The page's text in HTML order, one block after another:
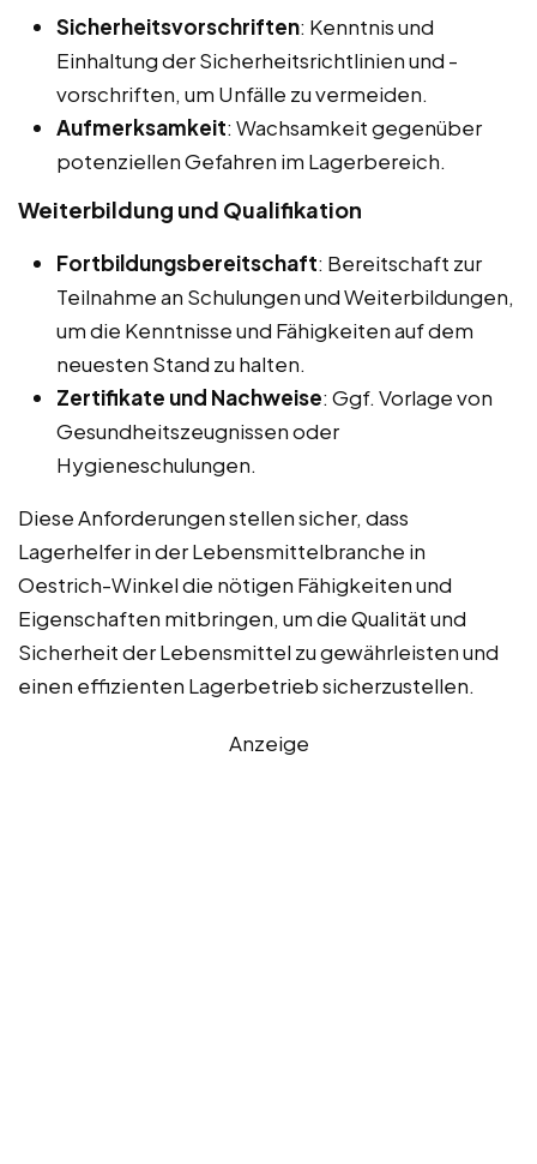
Sicherheitsvorschriften: Kenntnis und
Einhaltung der Sicherheitsrichtlinien und -
vorschriften, um Unfälle zu vermeiden.
Aufmerksamkeit: Wachsamkeit gegenüber
potenziellen Gefahren im Lagerbereich.
Weiterbildung und Qualifikation
Fortbildungsbereitschaft: Bereitschaft zur
Teilnahme an Schulungen und Weiterbildungen,
um die Kenntnisse und Fähigkeiten auf dem
neuesten Stand zu halten.
Zertifikate und Nachweise: Ggf. Vorlage von
Gesundheitszeugnissen oder
Hygieneschulungen.
Diese Anforderungen stellen sicher, dass
Lagerhelfer in der Lebensmittelbranche in
Oestrich-Winkel die nötigen Fähigkeiten und
Eigenschaften mitbringen, um die Qualität und
Sicherheit der Lebensmittel zu gewährleisten und
einen effizienten Lagerbetrieb sicherzustellen.
Anzeige